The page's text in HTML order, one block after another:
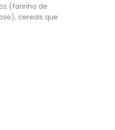
(farinha de
cereais que